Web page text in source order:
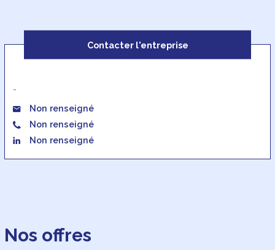
Contacter l'entreprise
-
Non renseigné
Non renseigné
Non renseigné
Nos offres